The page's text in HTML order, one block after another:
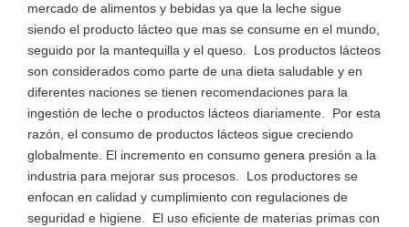
mercado de alimentos y bebidas ya que la leche sigue
siendo el producto lácteo que mas se consume en el mundo,
seguido por la mantequilla y el queso. Los productos lácteos
son considerados como parte de una dieta saludable y en
diferentes naciones se tienen recomendaciones para la
ingestión de leche o productos lácteos diariamente. Por esta
razón, el consumo de productos lácteos sigue creciendo
globalmente. El incremento en consumo genera presión a la
industria para mejorar sus procesos. Los productores se
enfocan en calidad y cumplimiento con regulaciones de
seguridad e higiene. El uso eficiente de materias primas con